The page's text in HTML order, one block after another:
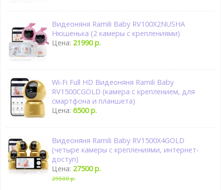
Видеоняня Ramili Baby RV100X2NUSHA
Нюшенька (2 камеры с креплениями)
Цена: 21990 р.
Wi-Fi Full HD Видеоняня Ramili Baby
RV1500CGOLD (камера с креплением, для
смартфона и планшета)
Цена:6500 р.
Видеоняня Ramili Baby RV1500X4GOLD
(четыре камеры с креплениями, интернет-
доступ)
Цена: 27500 р.
29500 р.